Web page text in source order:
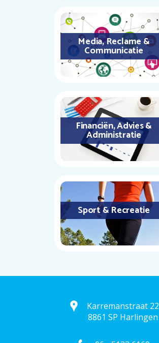
Media, Reclame &
Communicatie
Financiën, Advies &
Administratie
Sport & Recreatie
Karremanstraat 22
8861 SP Harlingen